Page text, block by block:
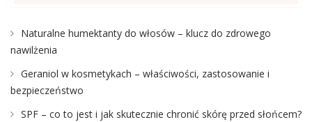
Naturalne humektanty do włosów – klucz do zdrowego
nawilżenia
Geraniol w kosmetykach – właściwości, zastosowanie i
bezpieczeństwo
SPF – co to jest i jak skutecznie chronić skórę przed słońcem?